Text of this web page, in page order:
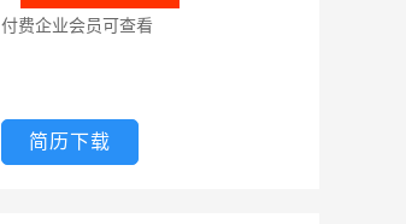
付费企业会员可查看
简历下载